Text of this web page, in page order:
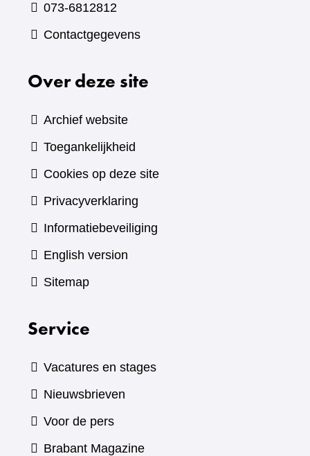
073-6812812
Contactgegevens
Over deze site
Archief website
Toegankelijkheid
Cookies op deze site
Privacyverklaring
Informatiebeveiliging
English version
Sitemap
Service
Vacatures en stages
Nieuwsbrieven
Voor de pers
Brabant Magazine(verwijst